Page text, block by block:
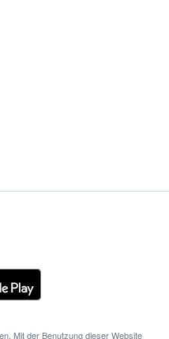
Mit der Benutzung dieser Website